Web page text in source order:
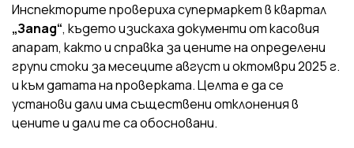
Инспекторите провериха супермаркет в квартал
„Запад“, където изискаха документи от касовия
апарат, както и справка за цените на определени
групи стоки за месеците август и октомври 2025 г.
и към датата на проверката. Целта е да се
установи дали има съществени отклонения в
цените и дали те са обосновани.